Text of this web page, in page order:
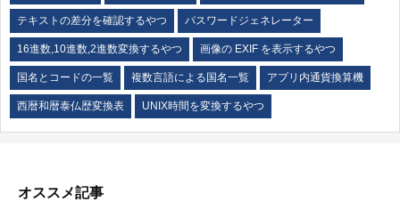
テキストの差分を確認するやつ パスワードジェネレーター
16進数,10進数,2進数変換するやつ 画像の EXIF を表示するやつ
国名とコードの一覧 複数言語による国名一覧 アプリ内通貨換算機
西暦和暦泰仏歴変換表 UNIX時間を変換するやつ
オススメ記事